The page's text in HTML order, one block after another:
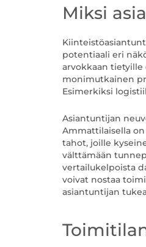
Miksi
potentiaali eri
arvokkaan tietyille
monimutkainen
Esimerkiksi
Asiantuntijan
Ammattilaisella
tahot, joille
välttämään
vertailukelpoista
voivat nostaa
asiantuntijan